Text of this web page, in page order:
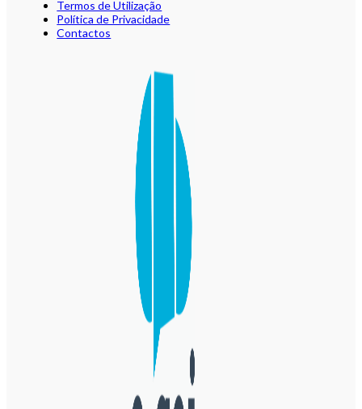
Termos de Utilização
Política de Privacidade
Contactos